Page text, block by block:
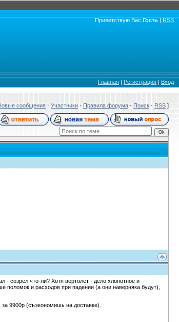
Приветствую Вас Гость | RSS
Главная | Регистрация | Вход
сообщения · Участники · Правила форума · Поиск · RSS ]
созрел что-ли? Хотя вертолет - дело хлопотное и
и расходов при падении (а они наверняка будут),
9900р (съэкономишь на доставке).